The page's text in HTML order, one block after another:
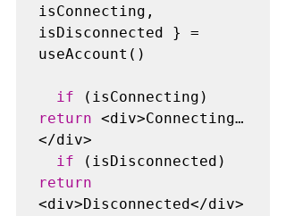
isConnecting,
isDisconnected } =
useAccount()
if
return <div>Connecting…
</div>
if
return
<div>Disconnected</div>